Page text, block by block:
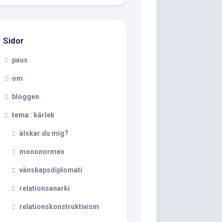
Sidor
paus
om
bloggen
tema : kärlek
älskar du mig?
mononormen
vänskapsdiplomati
relationsanarki
relationskonstruktivism